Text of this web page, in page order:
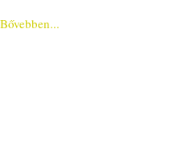
Bővebben...